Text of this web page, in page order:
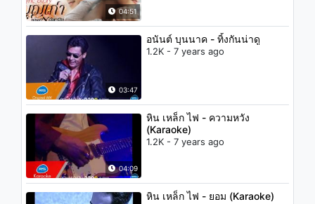
04:51
03:47
อนันต์ บุนนาค - ทิ้งกันน่าดู
1.2K - 7 years ago
04:09
หิน เหล็ก ไฟ - ความหวัง
(Karaoke)
1.2K - 7 years ago
หิน เหล็ก ไฟ - ยอม (Karaoke)